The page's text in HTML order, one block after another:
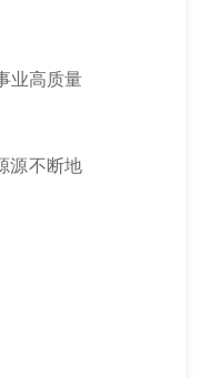
业高质量
源不断地